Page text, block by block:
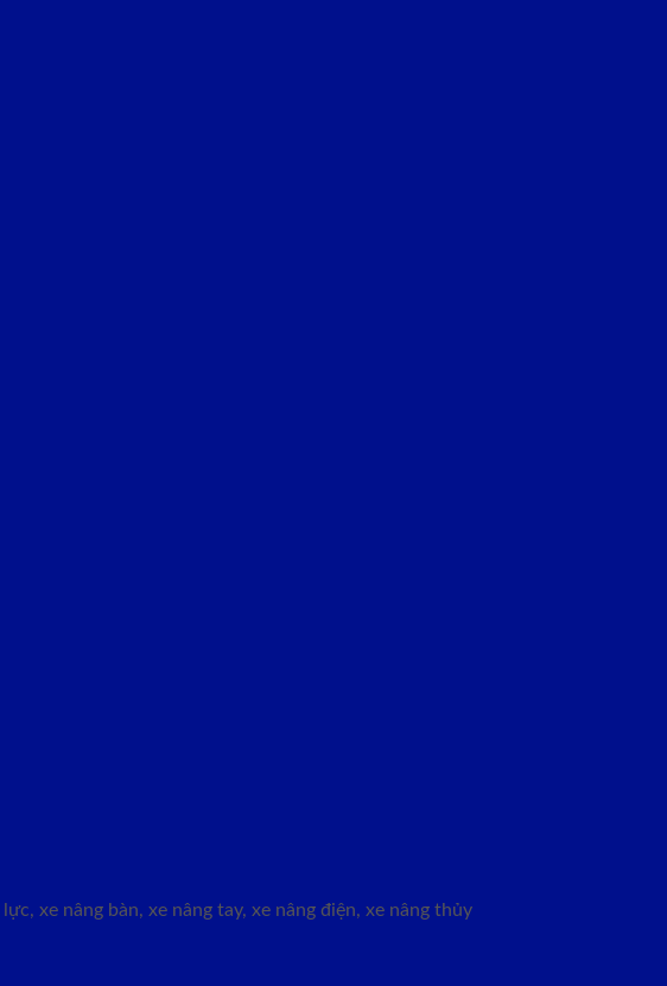
xe nâng bàn, xe nâng tay, xe nâng điện, xe nâng thủy